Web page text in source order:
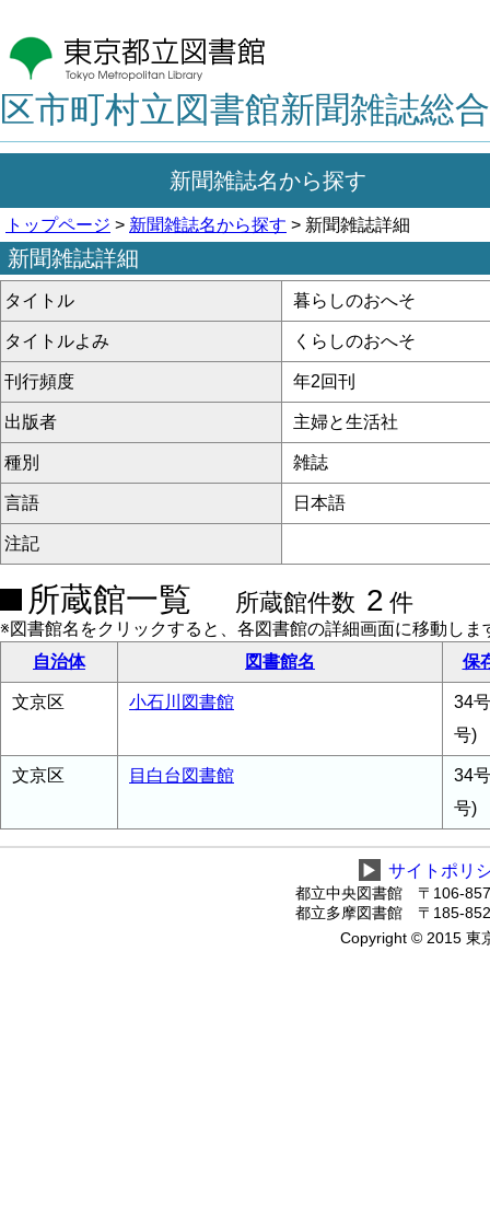
区市町村立図書館新聞雑誌総
新聞雑誌名から探す
トップページ > 新聞雑誌名から探す > 新聞雑誌詳細
新聞雑誌詳細
タイトル 暮らしのおへそ
タイトルよみ くらしのおへそ
刊行頻度 年2回刊
出版者 主婦と生活社
種別 雑誌
言語 日本語
注記
所蔵館一覧 所蔵館件数 2 件
※図書館名をクリックすると、各図書館の詳細画面に移動しま
自治体
図書館名 保
文京区 小石川図書館
34
号)
文京区 目白台図書館
34
号)
▶ サイトポリ
都立中央図書館 〒106-
都立多摩図書館 〒185-
Copyright © 2015 東